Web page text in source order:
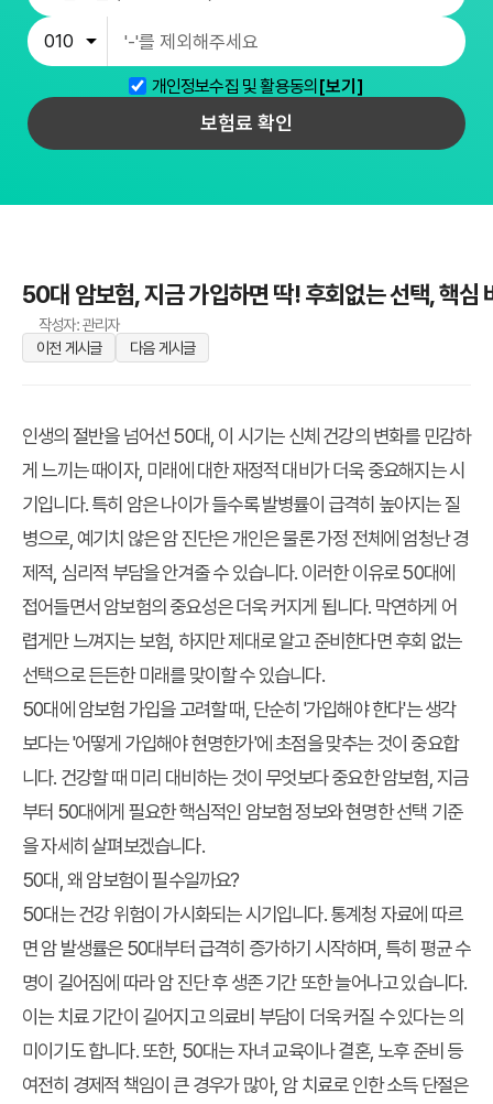
개인정보수집 및 활용동의 [보기]
보험료 확인
50대 암보험, 지금 가입하면 딱! 후회없는 선택, 핵심
작성자: 관리자
이전 게시글
다음 게시글
인생의 절반을 넘어선 50대, 이 시기는 신체 건강의 변화를 민감하
게 느끼는 때이자, 미래에 대한 재정적 대비가 더욱 중요해지는 시
기입니다. 특히 암은 나이가 들수록 발병률이 급격히 높아지는 질
병으로, 예기치 않은 암 진단은 개인은 물론 가정 전체에 엄청난 경
제적, 심리적 부담을 안겨줄 수 있습니다. 이러한 이유로 50대에
접어들면서 암보험의 중요성은 더욱 커지게 됩니다. 막연하게 어
렵게만 느껴지는 보험, 하지만 제대로 알고 준비한다면 후회 없는
선택으로 든든한 미래를 맞이할 수 있습니다.
50대에 암보험 가입을 고려할 때, 단순히 '가입해야 한다'는 생각
보다는 '어떻게 가입해야 현명한가'에 초점을 맞추는 것이 중요합
니다. 건강할 때 미리 대비하는 것이 무엇보다 중요한 암보험, 지금
부터 50대에게 필요한 핵심적인 암보험 정보와 현명한 선택 기준
을 자세히 살펴보겠습니다.
50대, 왜 암보험이 필수일까요?
50대는 건강 위험이 가시화되는 시기입니다. 통계청 자료에 따르
면 암 발생률은 50대부터 급격히 증가하기 시작하며, 특히 평균 수
명이 길어짐에 따라 암 진단 후 생존 기간 또한 늘어나고 있습니다.
이는 치료 기간이 길어지고 의료비 부담이 더욱 커질 수 있다는 의
미이기도 합니다. 또한, 50대는 자녀 교육이나 결혼, 노후 준비 등
여전히 경제적 책임이 큰 경우가 많아, 암 치료로 인한 소득 단절은